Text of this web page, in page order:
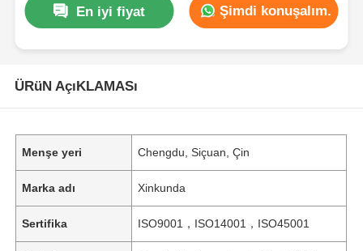
En iyi fiyat Şimdi konuşalım.
ÜRüN AçıKLAMASı
Menşe yeri Chengdu, Siçuan, Çin
Marka adı Xinkunda
Sertifika ISO9001，ISO14001，ISO45001